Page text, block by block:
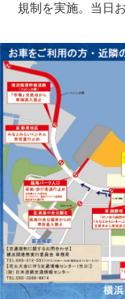
規制を実施。当日